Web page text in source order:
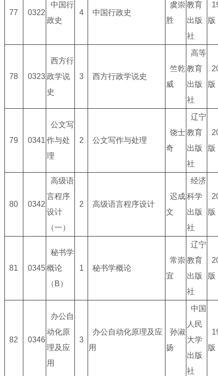
77 0322
中国行
政史
4 中国行政史
虞崇
胜
教育
出版
社
版
78 0323
西方行
政学说
史
3 西方行政学说史
竺乾
威
高等
教育
出版
社
版
79 0341
公文写
作与处
理
2 公文写作与处理
饶士
奇
辽宁
教育
出版
社
版
80 0342
高级语
言程序
设计
（一）
2 高级语言程序设计
迟成
文
经济
科学
出版
社
版
81 0345
秘书学
概论
（B）
1 秘书学概论
常崇
宜
辽宁
教育
出版
社
版
82 0346
办公自
动化原
理及应
用
3
办公自动化原理及应
用
孙淑
扬
中国
人民
大学
出版
社
版